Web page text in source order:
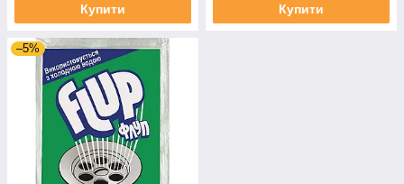
Купити Купити
–5%